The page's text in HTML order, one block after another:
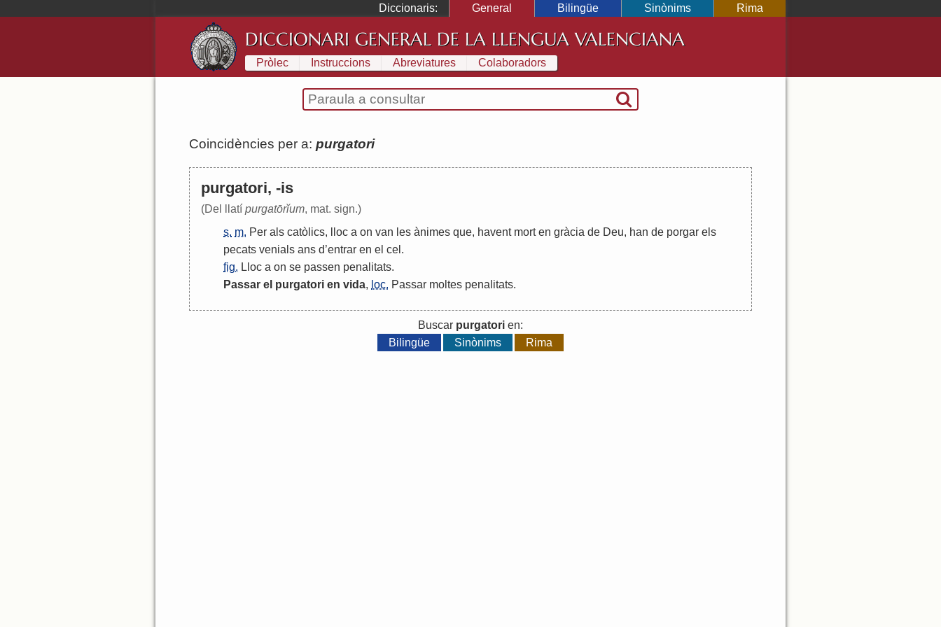
Diccionaris: General Bilingüe Sinònims Rima
DICCIONARI GENERAL DE LA LLENGUA VALENCIANA
Pròlec Instruccions Abreviatures Colaboradors
Coincidències per a: purgatori
purgatori, -is
(Del llatí purgatōrĭum, mat. sign.)
s. m. Per als catòlics, lloc a on van les ànimes que, havent mort en gràcia de Deu, han de porgar els
pecats venials ans d’entrar en el cel .
fig. Lloc a on se passen penalitats.
Passar el purgatori en vida, loc. Passar moltes penalitats.
Buscar purgatori en:
Bilingüe
Sinònims Rima